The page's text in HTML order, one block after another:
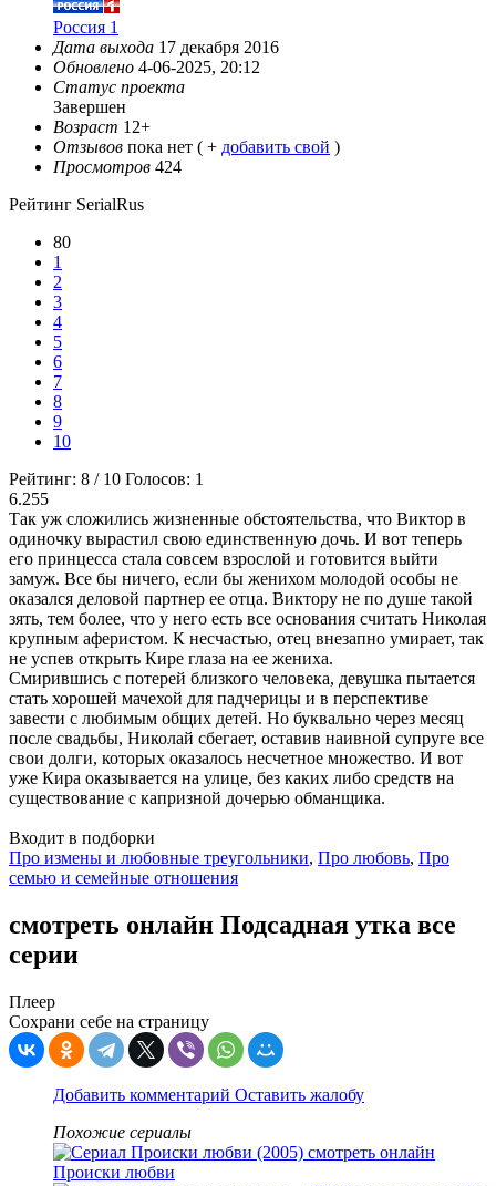
Россия 1
Дата выхода 17 декабря 2016
Обновлено 4-06-2025, 20:12
Статус проекта
Завершен
Возраст 12+
Отзывов пока нет ( + добавить свой )
Просмотров 424
Рейтинг SerialRus
80
1
2
3
4
5
6
7
8
9
10
Рейтинг: 8 / 10 Голосов: 1
6.255
Так уж сложились жизненные обстоятельства, что Виктор в
одиночку вырастил свою единственную дочь. И вот теперь
его принцесса стала совсем взрослой и готовится выйти
замуж. Все бы ничего, если бы женихом молодой особы не
оказался деловой партнер ее отца. Виктору не по душе такой
зять, тем более, что у него есть все основания считать Николая
крупным аферистом. К несчастью, отец внезапно умирает, так
не успев открыть Кире глаза на ее жениха.
Смирившись с потерей близкого человека, девушка пытается
стать хорошей мачехой для падчерицы и в перспективе
завести с любимым общих детей. Но буквально через месяц
после свадьбы, Николай сбегает, оставив наивной супруге все
свои долги, которых оказалось несчетное множество. И вот
уже Кира оказывается на улице, без каких либо средств на
существование с капризной дочерью обманщика.
Входит в подборки
Про измены и любовные треугольники, Про любовь, Про
семью и семейные отношения
смотреть онлайн Подсадная утка все
серии
Плеер
Сохрани себе на страницу
Добавить комментарий Оставить жалобу
Похожие сериалы
Происки любви